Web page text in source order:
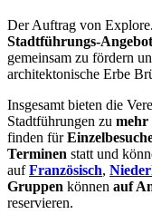
Der Auftrag von
Stadtführungs-Angebot
gemeinsam zu fördern
architektonische Erbe
Insgesamt bieten die
Stadtführungen zu mehr
finden für
Terminen statt und
aufFranzösisch,
Gruppen können auf
reservieren.